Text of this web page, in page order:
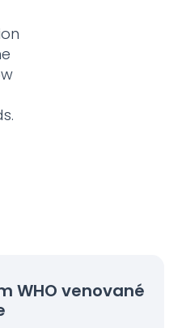
WHO venované